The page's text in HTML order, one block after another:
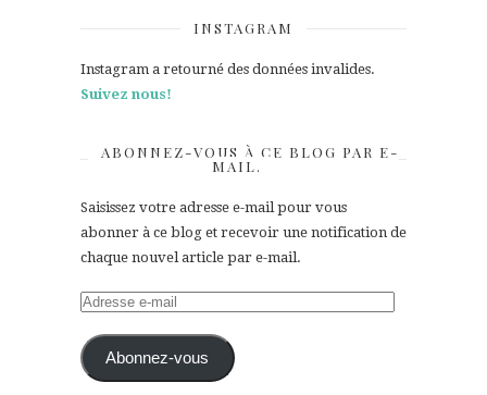
INSTAGRAM
Instagram a retourné des données invalides.
Suivez nous!
ABONNEZ-VOUS À CE BLOG PAR E-
MAIL.
Saisissez votre adresse e-mail pour vous
abonner à ce blog et recevoir une notification de
chaque nouvel article par e-mail.
Adresse
mail Abonnez-vous